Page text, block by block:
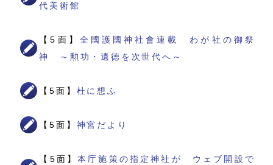
代美術館
【5面】 全國護國神社會連載 わが社の御祭
神 ～勲功・遺徳を次世代へ～
【5面】 杜に想ふ
【5面】 神宮だより
【5面】本庁施策の指定神社が ウェブ開設で